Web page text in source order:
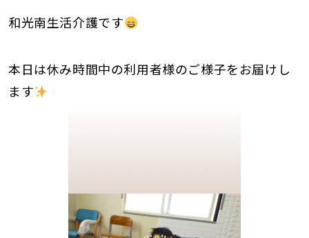
和光南生活介護です
本日は休み時間中の利用者様のご様子をお届けし
ます